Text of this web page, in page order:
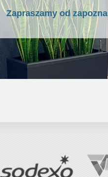
Zapraszamy od